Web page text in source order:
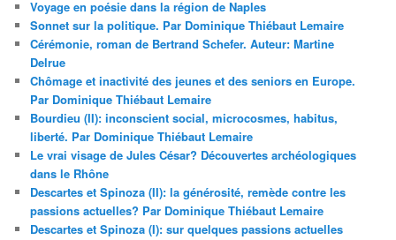
Voyage en poésie dans la région de Naples
Sonnet sur la politique. Par Dominique Thiébaut Lemaire
Cérémonie, roman de Bertrand Schefer. Auteur: Martine
Delrue
Chômage et inactivité des jeunes et des seniors en Europe.
Par Dominique Thiébaut Lemaire
Bourdieu (II): inconscient social, microcosmes, habitus,
liberté. Par Dominique Thiébaut Lemaire
Le vrai visage de Jules César? Découvertes archéologiques
dans le Rhône
Descartes et Spinoza (II): la générosité, remède contre les
passions actuelles? Par Dominique Thiébaut Lemaire
Descartes et Spinoza (I): sur quelques passions actuelles